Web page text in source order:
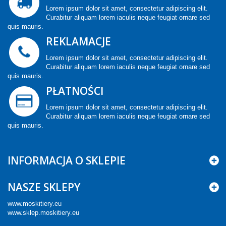
Lorem ipsum dolor sit amet, consectetur adipiscing elit.
Curabitur aliquam lorem iaculis neque feugiat ornare sed
quis mauris.
REKLAMACJE
Lorem ipsum dolor sit amet, consectetur adipiscing elit.
Curabitur aliquam lorem iaculis neque feugiat ornare sed
quis mauris.
PŁATNOŚCI
Lorem ipsum dolor sit amet, consectetur adipiscing elit.
Curabitur aliquam lorem iaculis neque feugiat ornare sed
quis mauris.
INFORMACJA O SKLEPIE
NASZE SKLEPY
www.moskitiery.eu
www.sklep.moskitiery.eu